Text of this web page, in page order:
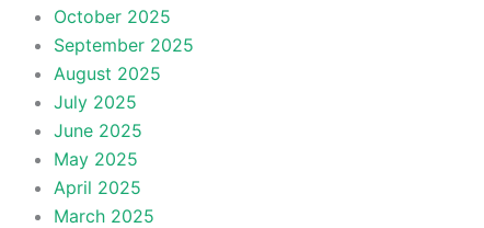
October 2025
September 2025
August 2025
July 2025
June 2025
May 2025
April 2025
March 2025